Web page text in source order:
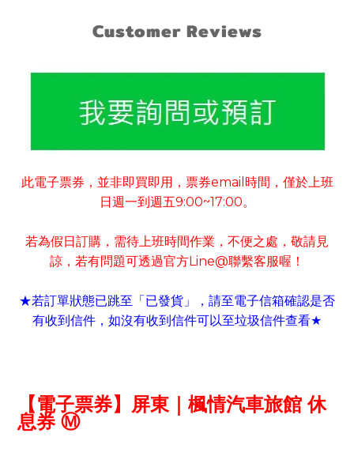
Customer Reviews
此電子票券 ， 並非即買即用 ， 票券email 時間 ， 僅於上班
日週一到週五9:00~17:00。
若為假日訂購 ， 需待上班時間作業 ， 不便之處 ， 敬請見
諒 ， 若有問題可透過官方Line@聯繫客服喔！
★若訂單狀態已跳至「已發貨」 ， 請至電子信箱確認是否
有收到信件 ， 如沒有收到信件可以至垃圾信件查看★
【電子票券】屏東｜楓情汽車旅館 休
息券Ⓜ